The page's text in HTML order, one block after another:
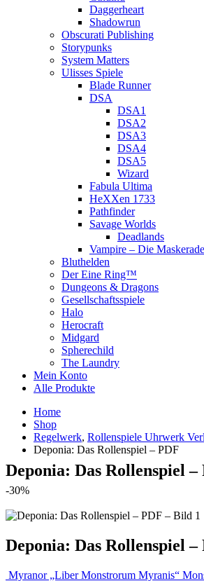
Daggerheart
Shadowrun
Obscurati Publishing
Storypunks
System Matters
Ulisses Spiele
Blade Runner
DSA
DSA1
DSA2
DSA3
DSA4
DSA5
Wizard
Fabula Ultima
HeXXen 1733
Pathfinder
Savage Worlds
Deadlands
Vampire – Die Maskerade
Bluthelden
Der Eine Ring™
Dungeons & Dragons
Gesellschaftsspiele
Halo
Herocraft
Midgard
Spherechild
The Laundry
Mein Konto
Alle Produkte
Home
Shop
Regelwerk, Rollenspiele Uhrwerk
Deponia: Das Rollenspiel – PDF
Deponia: Das Rollenspiel –
-30%
Deponia: Das Rollenspiel –
Myranor „Liber Monstrorum Myranis“